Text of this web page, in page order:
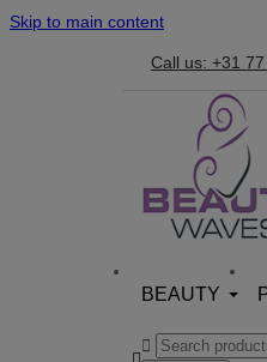
Skip to main content
Call us: +31
BEAUTY

